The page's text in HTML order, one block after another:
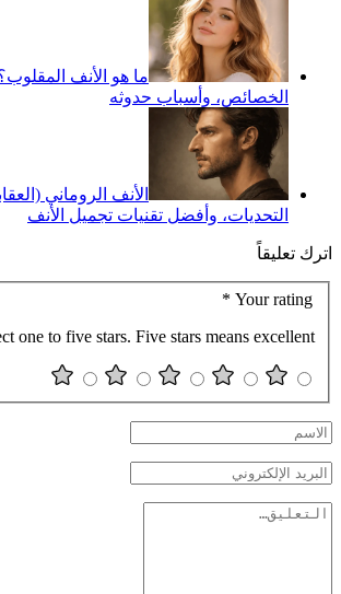
ما هو الأنف
الخصائص، وأسباب حدوثه
الأنف الروماني
التحديات، وأفضل تقنيات تجميل الأنف
اترك تعليقاً
Your rating
*
one to five stars. Five stars means excellent.